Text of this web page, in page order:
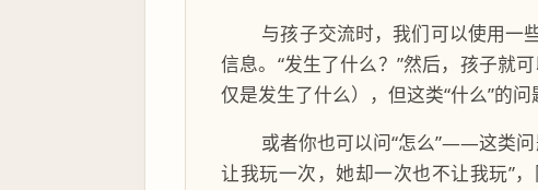
与孩子交流时，我们可以使用一
信息。“发生了什么？”然后，孩子就
仅是发生了什么），但这类“什么”的问
或者你也可以问“怎么”——这类
让我玩一次，她却一次也不让我玩”